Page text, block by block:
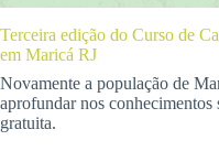
Terceira edição do Curso de
em Maricá RJ
Novamente a população de
aprofundar nos
gratuita.